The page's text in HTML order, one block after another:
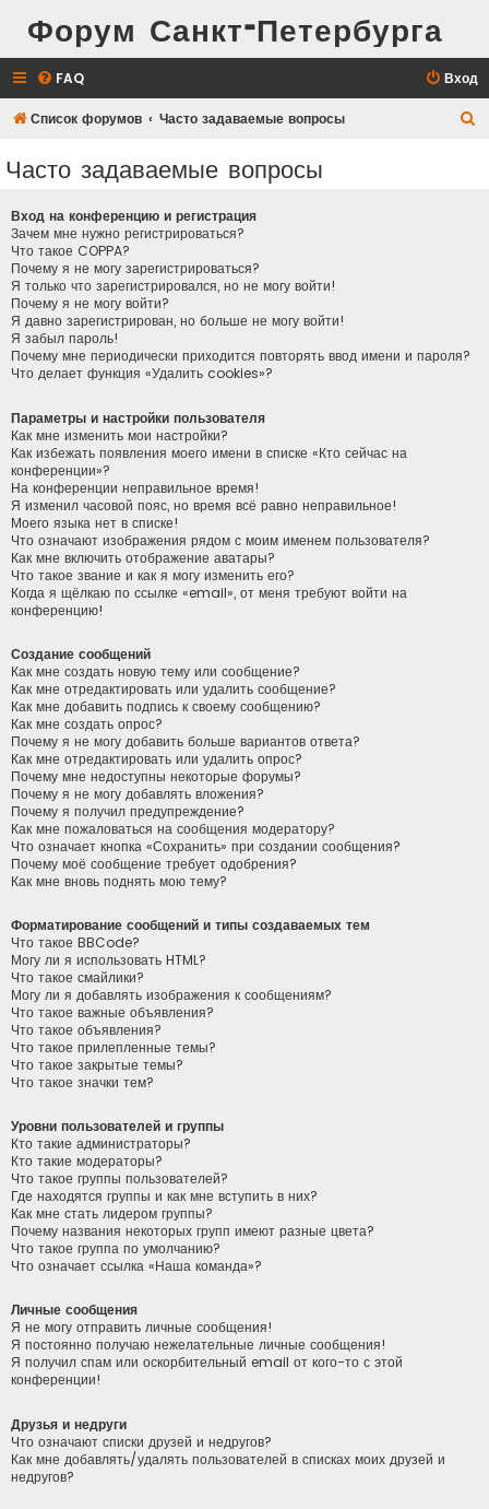
Форум Санкт-Петербурга
FAQ Вход
Список форумов Часто задаваемые вопросы
Часто задаваемые вопросы
Вход на конференцию и регистрация
Зачем мне нужно регистрироваться?
Что такое COPPA?
Почему я не могу зарегистрироваться?
Я только что зарегистрировался, но не могу войти!
Почему я не могу войти?
Я давно зарегистрирован, но больше не могу войти!
Я забыл пароль!
Почему мне периодически приходится повторять ввод имени и пароля?
Что делает функция «Удалить cookies»?
Параметры и настройки пользователя
Как мне изменить мои настройки?
Как избежать появления моего имени в списке «Кто сейчас на
конференции»?
На конференции неправильное время!
Я изменил часовой пояс, но время всё равно неправильное!
Моего языка нет в списке!
Что означают изображения рядом с моим именем пользователя?
Как мне включить отображение аватары?
Что такое звание и как я могу изменить его?
Когда я щёлкаю по ссылке «email», от меня требуют войти на
конференцию!
Создание сообщений
Как мне создать новую тему или сообщение?
Как мне отредактировать или удалить сообщение?
Как мне добавить подпись к своему сообщению?
Как мне создать опрос?
Почему я не могу добавить больше вариантов ответа?
Как мне отредактировать или удалить опрос?
Почему мне недоступны некоторые форумы?
Почему я не могу добавлять вложения?
Почему я получил предупреждение?
Как мне пожаловаться на сообщения модератору?
Что означает кнопка «Сохранить» при создании сообщения?
Почему моё сообщение требует одобрения?
Как мне вновь поднять мою тему?
Форматирование сообщений и типы создаваемых тем
Что такое BBCode?
Могу ли я использовать HTML?
Что такое смайлики?
Могу ли я добавлять изображения к сообщениям?
Что такое важные объявления?
Что такое объявления?
Что такое прилепленные темы?
Что такое закрытые темы?
Что такое значки тем?
Уровни пользователей и группы
Кто такие администраторы?
Кто такие модераторы?
Что такое группы пользователей?
Где находятся группы и как мне вступить в них?
Как мне стать лидером группы?
Почему названия некоторых групп имеют разные цвета?
Что такое группа по умолчанию?
Что означает ссылка «Наша команда»?
Личные сообщения
Я не могу отправить личные сообщения!
Я постоянно получаю нежелательные личные сообщения!
Я получил спам или оскорбительный email от кого-то с этой
конференции!
Друзья и недруги
Что означают списки друзей и недругов?
Как мне добавлять/удалять пользователей в списках моих друзей и
недругов?